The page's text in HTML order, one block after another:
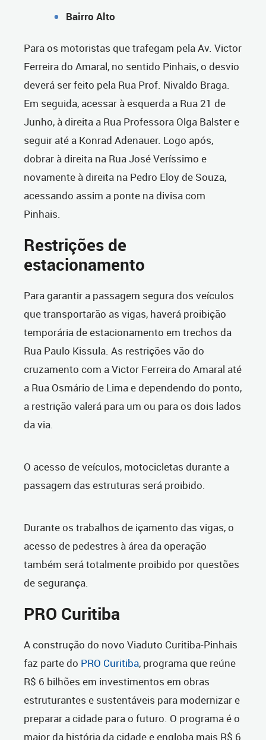
Bairro Alto
Para os motoristas que trafegam pela Av. Victor
Ferreira do Amaral, no sentido Pinhais, o desvio
deverá ser feito pela Rua Prof. Nivaldo Braga.
Em seguida, acessar à esquerda a Rua 21 de
Junho, à direita a Rua Professora Olga Balster e
seguir até a Konrad Adenauer. Logo após,
dobrar à direita na Rua José Veríssimo e
novamente à direita na Pedro Eloy de Souza,
acessando assim a ponte na divisa com
Pinhais.
Restrições de
estacionamento
Para garantir a passagem segura dos veículos
que transportarão as vigas, haverá proibição
temporária de estacionamento em trechos da
Rua Paulo Kissula. As restrições vão do
cruzamento com a Victor Ferreira do Amaral até
a Rua Osmário de Lima e dependendo do ponto,
a restrição valerá para um ou para os dois lados
da via.
O acesso de veículos, motocicletas durante a
passagem das estruturas será proibido.
Durante os trabalhos de içamento das vigas, o
acesso de pedestres à área da operação
também será totalmente proibido por questões
de segurança.
PRO Curitiba
A construção do novo Viaduto Curitiba-Pinhais
faz parte do PRO Curitiba, programa que reúne
R$ 6 bilhões em investimentos em obras
estruturantes e sustentáveis para modernizar e
preparar a cidade para o futuro. O programa é o
maior da história da cidade e engloba mais R$ 6